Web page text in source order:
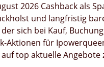
2026 Cashback als
und langfristig
sich bei Kauf,
Aktionen für
top aktuelle Angebote